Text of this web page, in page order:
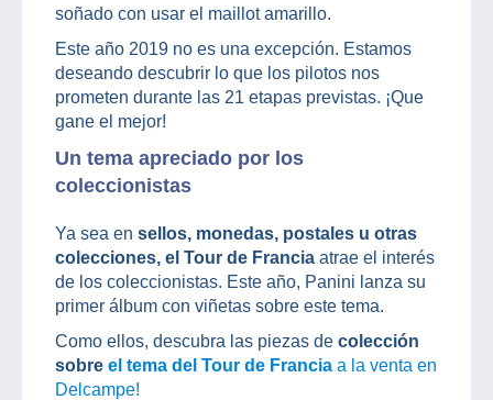
soñado con usar el maillot amarillo.
Este año 2019 no es una excepción. Estamos
deseando descubrir lo que los pilotos nos
prometen durante las 21 etapas previstas. ¡Que
gane el mejor!
Un tema apreciado por los
coleccionistas
Ya sea en sellos, monedas, postales u otras
colecciones, el Tour de Francia atrae el interés
de los coleccionistas. Este año, Panini lanza su
primer álbum con viñetas sobre este tema.
Como ellos, descubra las piezas de colección
sobre el tema del Tour de Francia a la venta en
Delcampe!